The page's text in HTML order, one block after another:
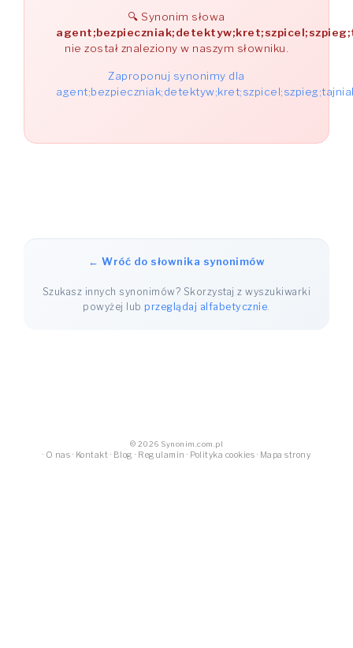
Synonim słowa
nie został znaleziony w naszym słowniku.
Zaproponuj synonimy dla
← Wróć do słownika synonimów
Szukasz innych synonimów? Skorzystaj z wyszukiwarki
powyżej lubprzeglądaj alfabetycznie.
© 2026 Synonim.com.pl
· O nas · Kontakt · Blog · Regulamin · Polityka cookies · Mapa strony